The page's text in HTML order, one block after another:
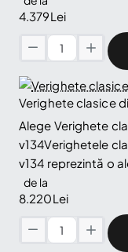
c652
4.379Lei
logodna
din
18k
sau
Platina
cu
Diamant
0.30ct
Verighete clasice
Alege Verighete
v134Verighetele
v134 reprezintă o
de la
8.220Lei
Verighete